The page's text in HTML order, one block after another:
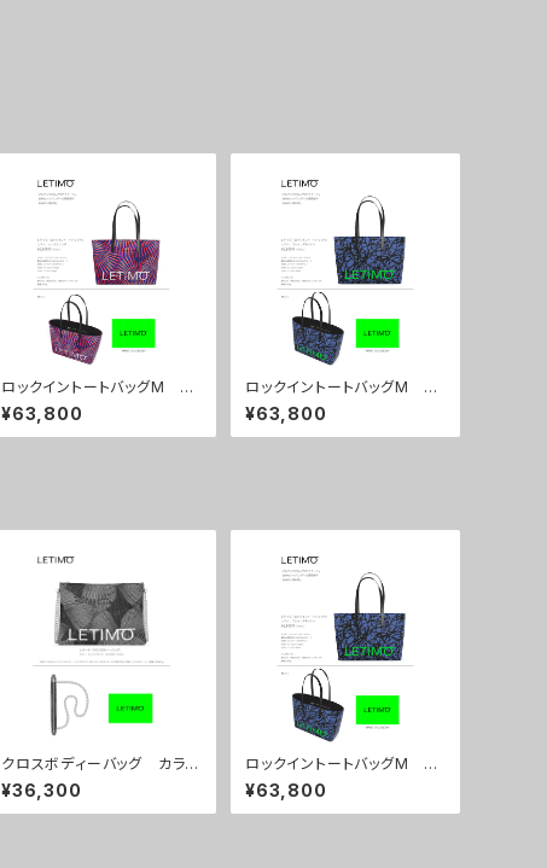
ロックイントートバッグM カ
ラー/センスマゼンダ ■配送
まで約１か月
¥63,800
ロックイントートバッグM カ
ラー/ブレインズネイビー ■
配送まで約１か月
¥63,800
クロスボディーバッグ カラ
ー/センスブラック ■配送ま
で約１か月
¥36,300
ロックイントートバッグM カ
ラー/ブレインズネイビー ■
配送まで約１か月
¥63,800